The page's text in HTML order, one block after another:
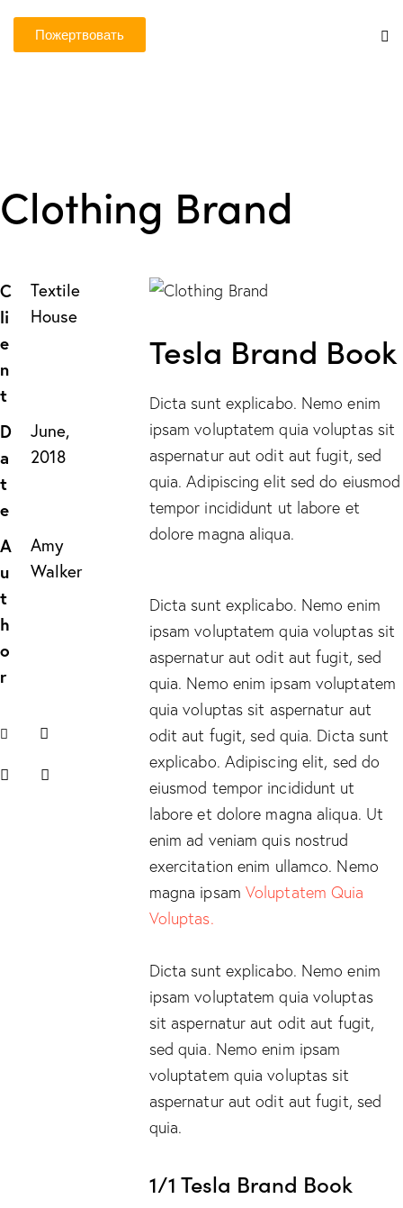
Пожертвовать
Clothing Brand
C
li
e
n
t
Textile
House
D
a
t
e
June,
2018
A
u
t
h
o
r
Amy
Walker
Tesla Brand Book
Dicta sunt explicabo. Nemo enim
ipsam voluptatem quia voluptas sit
aspernatur aut odit aut fugit, sed
quia. Adipiscing elit sed do eiusmod
tempor incididunt ut labore et
dolore magna aliqua.
Dicta sunt explicabo. Nemo enim
ipsam voluptatem quia voluptas sit
aspernatur aut odit aut fugit, sed
quia. Nemo enim ipsam voluptatem
quia voluptas sit aspernatur aut
odit aut fugit, sed quia. Dicta sunt
explicabo. Adipiscing elit, sed do
eiusmod tempor incididunt ut
labore et dolore magna aliqua. Ut
enim ad veniam quis nostrud
exercitation enim ullamco. Nemo
magna ipsam Voluptatem Quia
Voluptas.
Dicta sunt explicabo. Nemo enim
ipsam voluptatem quia voluptas
sit aspernatur aut odit aut fugit,
sed quia. Nemo enim ipsam
voluptatem quia voluptas sit
aspernatur aut odit aut fugit, sed
quia.
1/1 Tesla Brand Book